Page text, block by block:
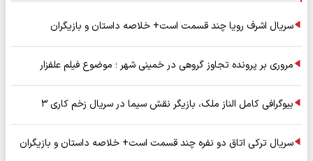
سریال اشرف رویا چند قسمت است+ خلاصه داستان و بازیگران
مروری بر پرونده تجاوز گروهی در خمینی شهر ؛ موضوع فیلم علفزار
بیوگرافی کامل الناز ملک، بازیگر نقش سیما در سریال زخم کاری ۳
سریال ترکی اتاق دو نفره چند قسمت است+ خلاصه داستان و بازیگران